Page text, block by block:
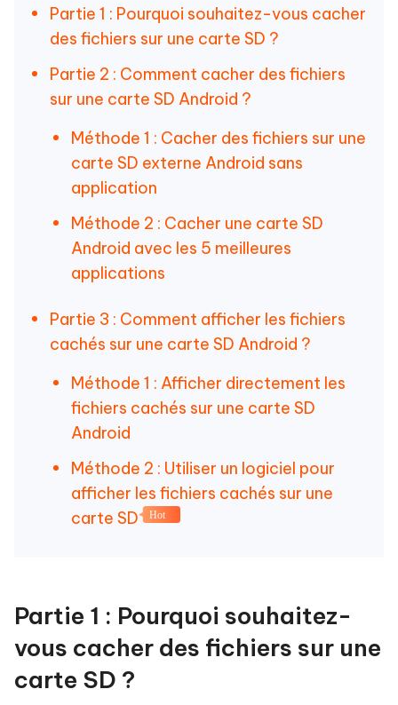
Partie 1 : Pourquoi souhaitez-vous cacher
des fichiers sur une carte SD ?
Partie 2 : Comment cacher des fichiers
sur une carte SD Android ?
Méthode 1 : Cacher des fichiers sur une
carte SD externe Android sans
application
Méthode 2 : Cacher une carte SD
Android avec les 5 meilleures
applications
Partie 3 : Comment afficher les fichiers
cachés sur une carte SD Android ?
Méthode 1 : Afficher directement les
fichiers cachés sur une carte SD
Android
Méthode 2 : Utiliser un logiciel pour
afficher les fichiers cachés sur une
carte SD
Hot
Partie 1 : Pourquoi souhaitez-
vous cacher des fichiers sur une
carte SD ?